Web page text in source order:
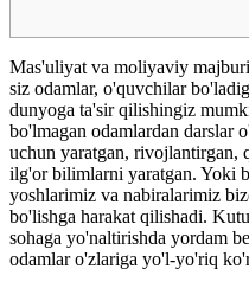
Mas'uliyat va moliyaviy
siz odamlar, o'quvchilar
dunyoga ta'sir qilishingiz
bo'lmagan odamlardan darslar
uchun yaratgan, rivojlantirgan,
ilg'or bilimlarni yaratgan. Yoki
yoshlarimiz va nabiralarimiz
bo'lishga harakat qilishadi.
sohaga yo'naltirishda yordam
odamlar o'zlariga yo'l-yo'riq